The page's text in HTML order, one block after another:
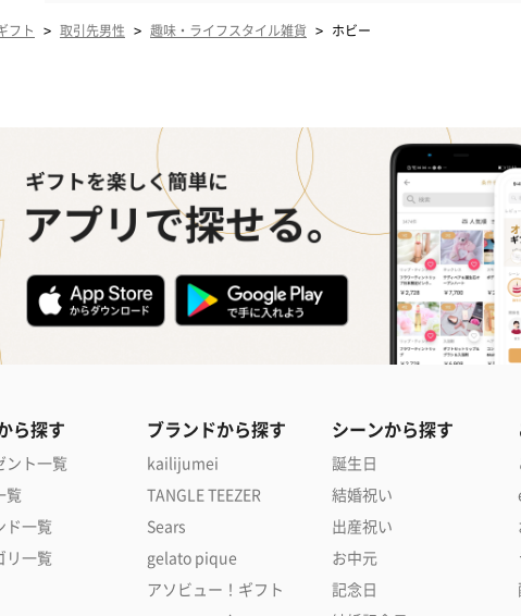
フト > 取引先男性 > 趣味・ライフスタイル雑貨 > ホビー
ら探す
ント一覧
覧
ド一覧
リ一覧
ブランドから探す
kailijumei
TANGLE TEEZER
Sears
gelato pique
アソビュー！ギフト
シーンから探す
誕生日
結婚祝い
出産祝い
お中元
記念日